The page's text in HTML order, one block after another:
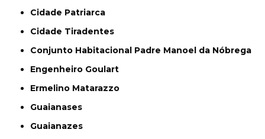
Cidade Patriarca
Cidade Tiradentes
Conjunto Habitacional Padre Manoel da Nóbrega
Engenheiro Goulart
Ermelino Matarazzo
Guaianases
Guaianazes